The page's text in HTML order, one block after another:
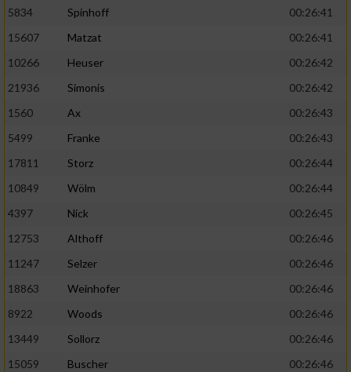
5834
Spinhoff
00:26:41
15607
Matzat
00:26:41
10266
Heuser
00:26:42
21936
Simonis
00:26:42
1560
Ax
00:26:43
5499
Franke
00:26:43
17811
Storz
00:26:44
10849
Wölm
00:26:44
4397
Nick
00:26:45
12753
Althoff
00:26:46
11247
Selzer
00:26:46
18863
Weinhofer
00:26:46
8922
Woods
00:26:46
13449
Sollorz
00:26:46
15059
Buscher
00:26:46